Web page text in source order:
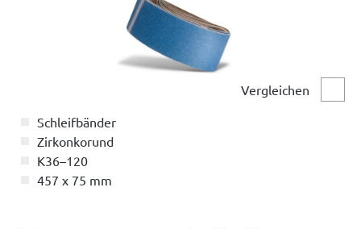
Vergleichen
Schleifbänder
Zirkonkorund
K36–120
457 x 75 mm